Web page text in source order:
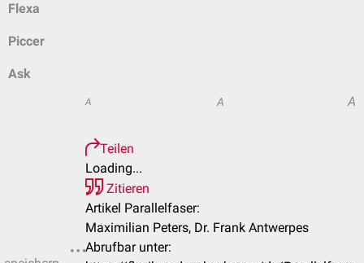
Flexa
Piccer
Ask
A A A
Teilen
Loading...
Zitieren
Artikel Parallelfaser:
Maximilian Peters, Dr. Frank Antwerpes
Abrufbar unter: